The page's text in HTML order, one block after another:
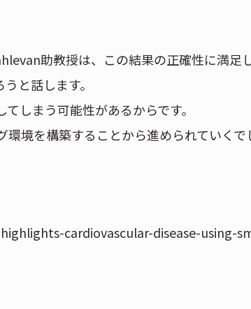
助教授は、この結果の正確性に満足
と話します。
しまう可能性があるからです。
境を構築することから進められていくで
cardiovascular-disease-using-